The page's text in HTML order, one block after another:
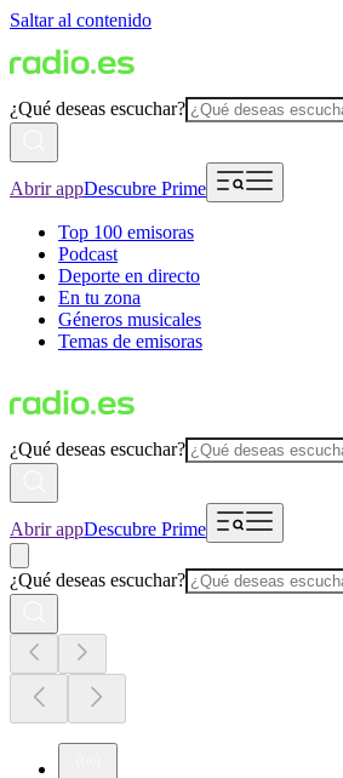
Saltar al contenido
¿Qué deseas escuchar?
Abrir appDescubre Prime
Top 100 emisoras
Podcast
Deporte en directo
En tu zona
Géneros musicales
Temas de emisoras
¿Qué deseas escuchar?
Abrir appDescubre Prime
¿Qué deseas escuchar?